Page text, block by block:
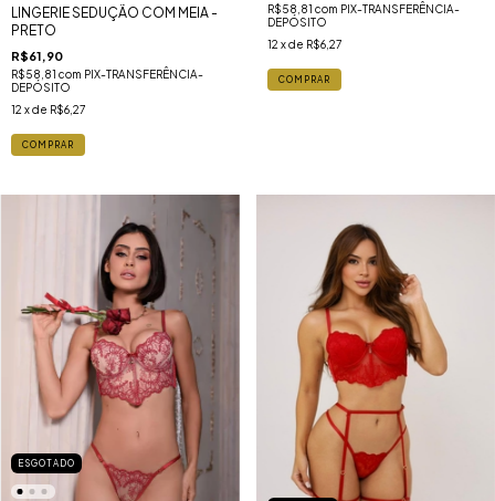
LINGERIE SEDUÇÃO COM MEIA -
PRETO
R$61,90
R$58,81 com PIX-TRANSFERÊNCIA-
DEPÓSITO
12 x de R$6,27
COMPRAR
R$58,81 com PIX-TRANSFERÊNCIA-
DEPÓSITO
12 x de R$6,27
COMPRAR
ESGOTADO